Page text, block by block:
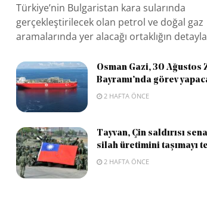
Türkiye’nin Bulgaristan kara sularında
gerçekleştirilecek olan petrol ve doğal gaz
aramalarında yer alacağı ortaklığın
Osman Gazi, 30 Ağustos
Bayramı’nda görev
2 HAFTA ÖNCE
Tayvan, Çin saldırısı
silah üretimini taşımayı
2 HAFTA ÖNCE